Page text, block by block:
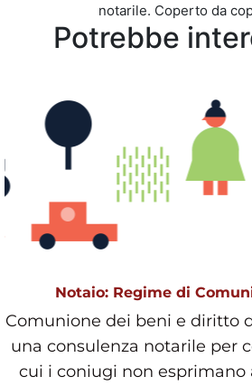
notarile. Coperto da
Potrebbe
Notaio: Regime di
Comunione dei beni e diritto
una consulenza notarile per
cui i coniugi non esprimano